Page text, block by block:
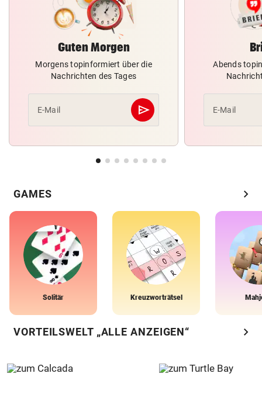
Guten Morgen
Morgens topinformiert über die
Nachrichten des Tages
E-Mail send
Abschicken
Abends
E-Mail
GAMES chevron_right
Solitär Kreuzworträtsel
VORTEILSWELT „ALLE ANZEIGEN“ chevron_right